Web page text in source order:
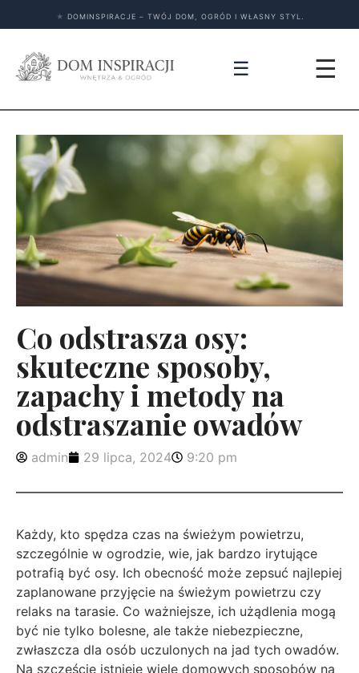
★ DOMINSPIRACJE – TWÓJ DOM, OGRÓD I WŁASNY STYL.
☰ ☰
Co odstrasza osy:
skuteczne sposoby,
zapachy i metody na
odstraszanie owadów
admin 29 lipca, 2024 9:20 pm
Każdy, kto spędza czas na świeżym powietrzu,
szczególnie w ogrodzie, wie, jak bardzo irytujące
potrafią być osy. Ich obecność może zepsuć najlepiej
zaplanowane przyjęcie na świeżym powietrzu czy
relaks na tarasie. Co ważniejsze, ich użądlenia mogą
być nie tylko bolesne, ale także niebezpieczne,
zwłaszcza dla osób uczulonych na jad tych owadów.
Na szczęście istnieje wiele domowych sposobów na